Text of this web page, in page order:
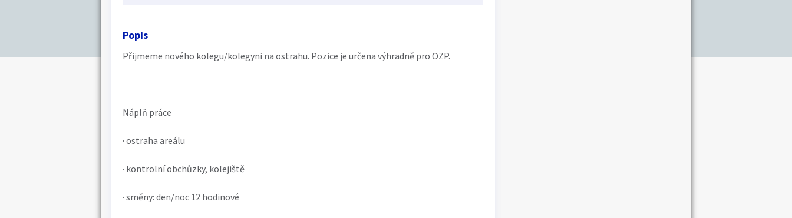
Popis
Přijmeme nového kolegu/kolegyni na ostrahu. Pozice je určena výhradně pro OZP.
Náplň práce
· ostraha areálu
· kontrolní obchůzky, kolejiště
· směny: den/noc 12 hodinové